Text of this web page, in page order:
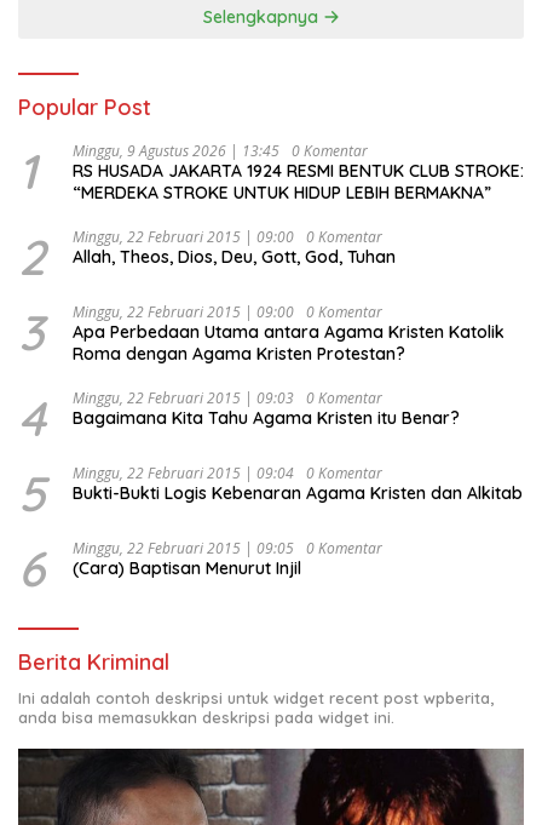
Selengkapnya
Popular Post
1 Minggu, 9 Agustus 2026 | 13:45 0 Komentar
RS HUSADA JAKARTA 1924 RESMI BENTUK CLUB STROKE:
“MERDEKA STROKE UNTUK HIDUP LEBIH BERMAKNA”
2 Minggu, 22 Februari 2015 | 09:00 0 Komentar
Allah, Theos, Dios, Deu, Gott, God, Tuhan
3 Minggu, 22 Februari 2015 | 09:00 0 Komentar
Apa Perbedaan Utama antara Agama Kristen Katolik
Roma dengan Agama Kristen Protestan?
4 Minggu, 22 Februari 2015 | 09:03 0 Komentar
Bagaimana Kita Tahu Agama Kristen itu Benar?
5 Minggu, 22 Februari 2015 | 09:04 0 Komentar
Bukti-Bukti Logis Kebenaran Agama Kristen dan Alkitab
6 Minggu, 22 Februari 2015 | 09:05 0 Komentar
(Cara) Baptisan Menurut Injil
Berita Kriminal
Ini adalah contoh deskripsi untuk widget recent post wpberita,
anda bisa memasukkan deskripsi pada widget ini.